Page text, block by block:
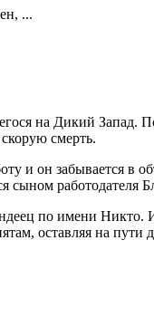
...
на Дикий Запад.
смерть.
он забывается в
работодателя
по имени
оставляя на пути